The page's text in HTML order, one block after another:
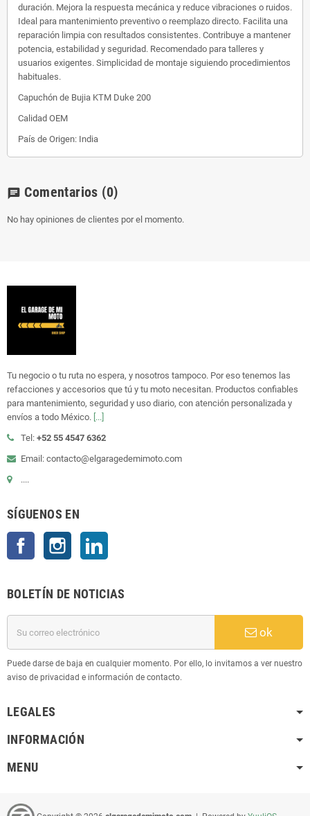
duración. Mejora la respuesta mecánica y reduce vibraciones o ruidos.
Ideal para mantenimiento preventivo o reemplazo directo. Facilita una
reparación limpia con resultados consistentes. Contribuye a mantener
potencia, estabilidad y seguridad. Recomendado para talleres y
usuarios exigentes. Simplicidad de montaje siguiendo procedimientos
habituales.
Capuchón de Bujia KTM Duke 200
Calidad OEM
País de Origen: India
chat Comentarios (0)
No hay opiniones de clientes por el momento.
Tu negocio o tu ruta no espera, y nosotros tampoco. Por eso tenemos las
refacciones y accesorios que tú y tu moto necesitan. Productos confiables
para mantenimiento, seguridad y uso diario, con atención personalizada y
envíos a todo México. [...]
Tel: +52 55 4547 6362
Email: contacto@elgaragedemimoto.com
....
SÍGUENOS EN
Facebook Instagram
BOLETÍN DE NOTICIAS
ok
Puede darse de baja en cualquier momento. Por ello, lo invitamos a ver nuestro
aviso de privacidad e información de contacto.
LEGALES
INFORMACIÓN
MENU